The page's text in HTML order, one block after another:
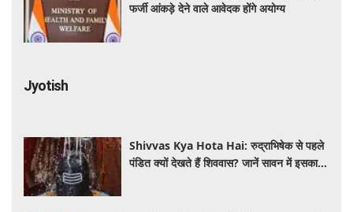
फर्जी आंकड़े देने वाले आवेदक होंगे अयोग्य
Jyotish
Shivvas Kya Hota Hai: रुद्राभिषेक से पहले
पंडित क्यों देखते हैं शिववास? जानें सावन में इसका